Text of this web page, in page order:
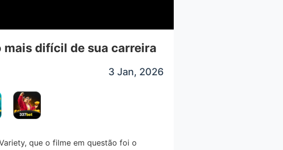
mais difícil de sua carreira
3 Jan, 2026
que o filme em questão foi o